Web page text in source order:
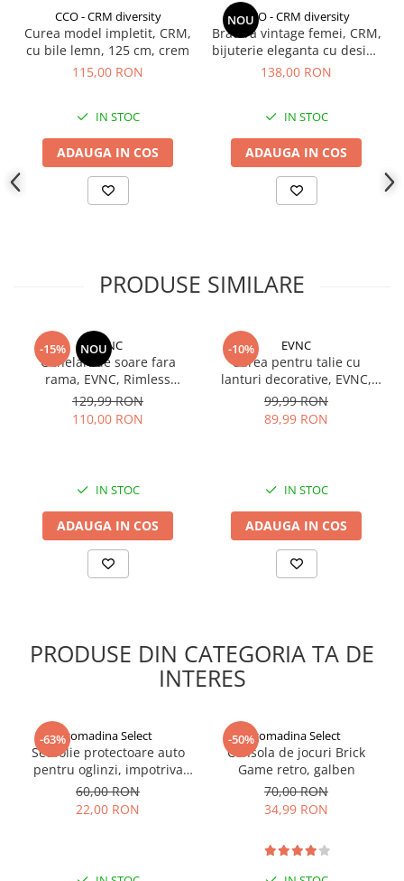
CCO - CRM diversity
Curea model impletit, CRM,
cu bile lemn, 125 cm, crem
115,00 RON
IN STOC
ADAUGA IN COS
NOUCCO - CRM diversity
Bratara vintage femei, CRM,
bijuterie eleganta cu design
semireglabil
138,00 RON
IN STOC
ADAUGA IN COS
PRODUSE SIMILARE
-15% NOUEVNC
Ochelari de soare fara
rama, EVNC, Rimless
Featherlight, unisex
129,99 RON
110,00 RON
IN STOC
ADAUGA IN COS
-10% EVNC
Curea pentru talie cu
lanturi decorative, EVNC,
Waist Corset, negru
99,99 RON
89,99 RON
IN STOC
ADAUGA IN COS
PRODUSE DIN CATEGORIA TA DE
INTERES
-63%gomadina Select
Set folie protectoare auto
pentru oglinzi, impotriva
apei si aburului, Film
Protect
60,00 RON
22,00 RON
-50%gomadina Select
Consola de jocuri Brick
Game retro, galben
70,00 RON
34,99 RON